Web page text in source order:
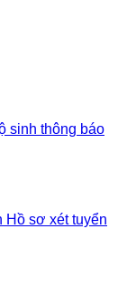
sinh thông báo
Hồ sơ xét tuyển